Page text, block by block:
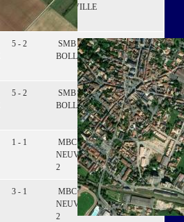
NEUVILLE
2
5 - 2
SMB
BOLLENE
17:00:0017:00
5 - 2
SMB
BOLLENE
17:00:0017:00
1 - 1
MBC
NEUVILLE
2
18:00:0018:00
3 - 1
MBC
NEUVILLE
2
17:30:0017:30